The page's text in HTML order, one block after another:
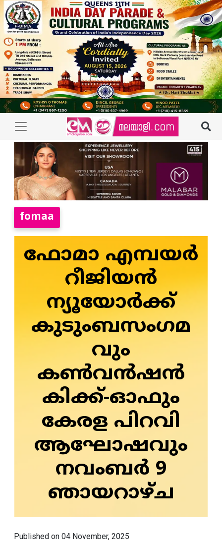
fomaa
ഫോമാ എമ്പയർ
റീജിയൻ
ന്യൂയോർക്ക്
കുടുംബസംഗമ
വും
കൺവൻഷൻ
കിക്ക്-ഓഫും
കേരള പിറവി
ആഘോഷവും
നവംബർ 9
ഞായറാഴ്ച
Published on 04 November, 2025